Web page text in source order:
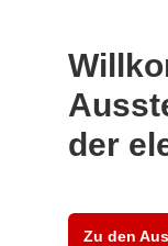
der
Zu den